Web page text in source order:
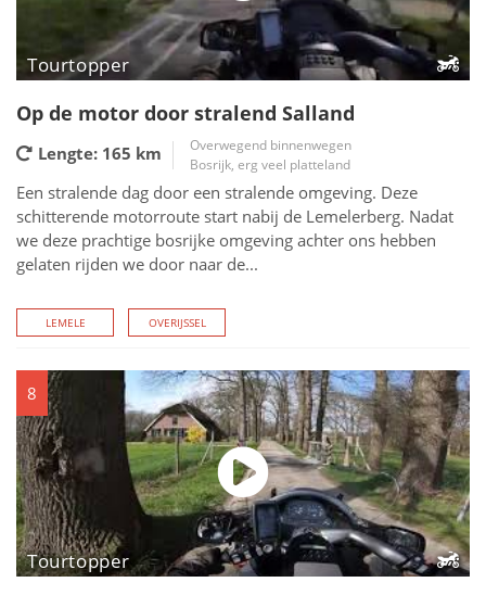
Tourtopper
Op de motor door stralend Salland
Lengte: 165 km
Overwegend binnenwegen
Bosrijk, erg veel platteland
Een stralende dag door een stralende omgeving. Deze
schitterende motorroute start nabij de Lemelerberg. Nadat
we deze prachtige bosrijke omgeving achter ons hebben
gelaten rijden we door naar de...
LEMELE OVERIJSSEL
8
Tourtopper